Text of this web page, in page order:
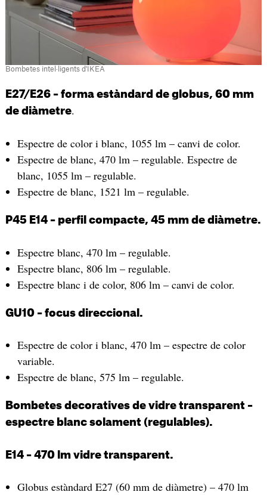
Bombetes intel·ligents d'IKEA
E27/E26 – forma estàndard de globus, 60 mm
de diàmetre.
Espectre de color i blanc, 1055 lm – canvi de color.
Espectre de blanc, 470 lm – regulable. Espectre de
blanc, 1055 lm – regulable.
Espectre de blanc, 1521 lm – regulable.
P45 E14 – perfil compacte, 45 mm de diàmetre.
Espectre blanc, 470 lm – regulable.
Espectre blanc, 806 lm – regulable.
Espectre blanc i de color, 806 lm – canvi de color.
GU10 – focus direccional.
Espectre de color i blanc, 470 lm – espectre de color
variable.
Espectre de blanc, 575 lm – regulable.
Bombetes decoratives de vidre transparent –
espectre blanc solament (regulables).
E14 – 470 lm vidre transparent.
Globus estàndard E27 (60 mm de diàmetre) – 470 lm